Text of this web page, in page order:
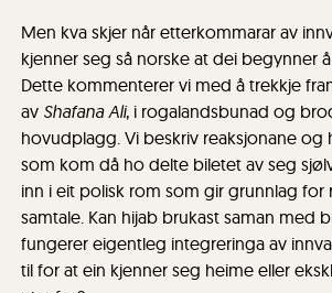
Men kva skjer når etterkommarar av
kjenner seg så norske at dei begynner
Dette kommenterer vi med å trekkje
av Shafana Ali, i rogalandsbunad og
hovudplagg. Vi beskriv reaksjonane og
som kom då ho delte biletet av seg
inn i eit polisk rom som gir grunnlag for
samtale. Kan hijab brukast saman med
fungerer eigentleg integreringa av
til for at ein kjenner seg heime eller